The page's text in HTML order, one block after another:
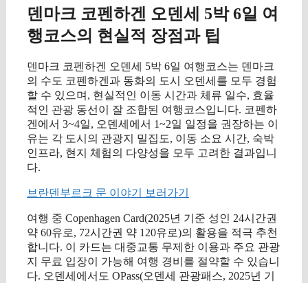
덴마크 코펜하겐 오덴세 5박 6일 여
행코스의 현실적 장점과 팁
덴마크 코펜하겐 오덴세 5박 6일 여행코스는 덴마크
의 수도 코펜하겐과 동화의 도시 오덴세를 모두 경험
할 수 있으며, 현실적인 이동 시간과 체류 일수, 효율
적인 관광 동선이 잘 조합된 여행코스입니다. 코펜하
겐에서 3~4일, 오덴세에서 1~2일 일정을 권장하는 이
유는 각 도시의 관광지 밀집도, 이동 소요 시간, 숙박
인프라, 현지 체험의 다양성을 모두 고려한 결과입니
다.
브란덴부르크 문 이야기 보러가기
여행 중 Copenhagen Card(2025년 기준 성인 24시간권
약 60유로, 72시간권 약 120유로)의 활용을 적극 추천
합니다. 이 카드는 대중교통 무제한 이용과 주요 관광
지 무료 입장이 가능해 여행 경비를 절약할 수 있습니
다. 오덴세에서도 OPass(오덴세 관광패스, 2025년 기